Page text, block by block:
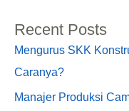
Recent Posts
Mengurus SKK
Caranya?
Manajer Produksi